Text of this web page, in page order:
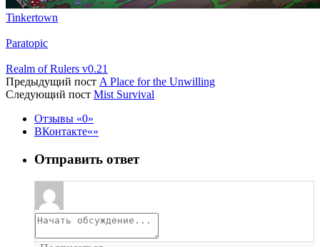
Tinkertown
Paratopic
Realm of Rulers v0.21
Предыдущий пост A Place for the Unwilling
Следующий пост Mist Survival
Отзывы
0
ВКонтакте
Отправить ответ